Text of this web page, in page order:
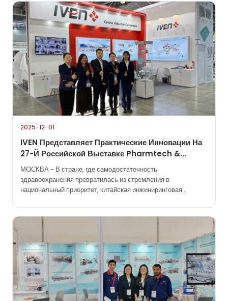
первопроходцев в отрасли, но и углубил наши партнерские
отношения на разных континентах. Исторические вехи:
Новаторские глобальные проекты...
2025-12-01
IVEN Представляет Практические Инновации На
27-Й Российской Выставке Pharmtech &
Ingredients Expo
МОСКВА - В стране, где самодостаточность
здравоохранения превратилась из стремления в
национальный приоритет, китайская инжиниринговая
выставке Pharmtech & Ingredients, прошедшей на этой
посещением выставки, оно отражало более глубокие
обязательства: не только...